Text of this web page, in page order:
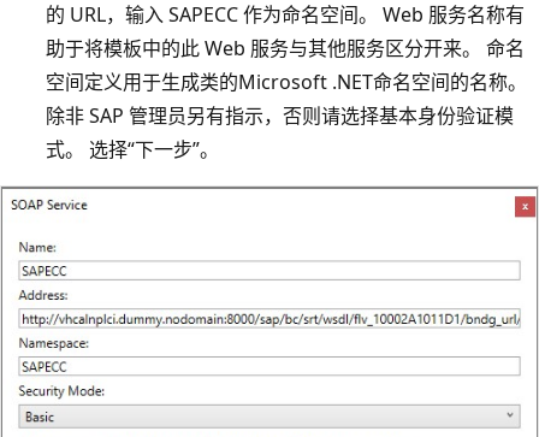
的 URL，输入 SAPECC 作为命名空间。 Web 服务名称有
助于将模板中的此 Web 服务与其他服务区分开来。 命名
空间定义用于生成类的Microsoft .NET命名空间的名称。
除非 SAP 管理员另有指示，否则请选择基本身份验证模
式。 选择“下一步”。